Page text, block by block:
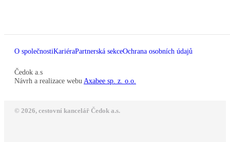
O společnostiKariéraPartnerská sekceOchrana osobních údajů
Čedok a.s
Návrh a realizace webu Axabee sp. z. o.o.
© 2026, cestovní kancelář Čedok a.s.